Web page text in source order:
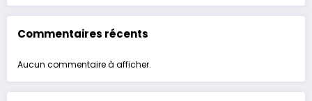
Commentaires récents
Aucun commentaire à afficher.